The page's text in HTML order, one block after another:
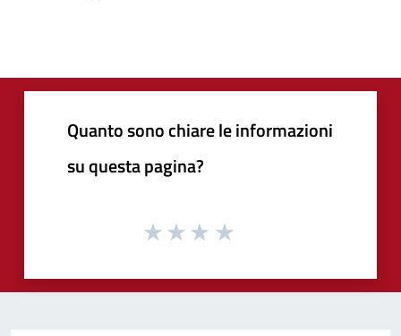
Quanto sono chiare le informazioni
su questa pagina?